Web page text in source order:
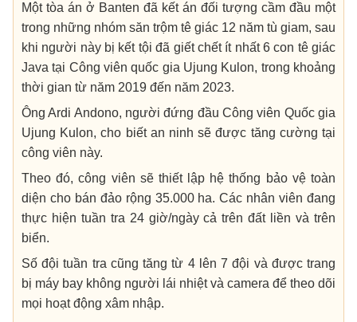
Một tòa án ở Banten đã kết án đối tượng cầm đầu một
trong những nhóm săn trộm tê giác 12 năm tù giam, sau
khi người này bị kết tội đã giết chết ít nhất 6 con tê giác
Java tại Công viên quốc gia Ujung Kulon, trong khoảng
thời gian từ năm 2019 đến năm 2023.
Ông Ardi Andono, người đứng đầu Công viên Quốc gia
Ujung Kulon, cho biết an ninh sẽ được tăng cường tại
công viên này.
Theo đó, công viên sẽ thiết lập hệ thống bảo vệ toàn
diện cho bán đảo rộng 35.000 ha. Các nhân viên đang
thực hiện tuần tra 24 giờ/ngày cả trên đất liền và trên
biển.
Số đội tuần tra cũng tăng từ 4 lên 7 đội và được trang
bị máy bay không người lái nhiệt và camera để theo dõi
mọi hoạt động xâm nhập.